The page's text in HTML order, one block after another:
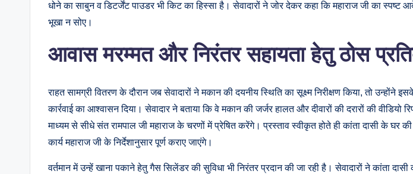
धोने का साबुन व डिटर्जेंट पाउडर भी किट का हिस्सा है। सेवादारों ने जोर देकर कहा कि महाराज जी का स्पष्ट
भूखा न सोए।
आवास मरम्मत और निरंतर सहायता हेतु ठोस
राहत सामग्री वितरण के दौरान जब सेवादारों ने मकान की दयनीय स्थिति का सूक्ष्म निरीक्षण किया, तो उन्होंने
कार्रवाई का आश्वासन दिया। सेवादार ने बताया कि वे मकान की जर्जर हालत और दीवारों की दरारों की वीडियो
माध्यम से सीधे संत रामपाल जी महाराज के चरणों में प्रेषित करेंगे। प्रस्ताव स्वीकृत होते ही कांता दासी के घर
कार्य महाराज जी के निर्देशानुसार पूर्ण कराए जाएंगे।
वर्तमान में उन्हें खाना पकाने हेतु गैस सिलेंडर की सुविधा भी निरंतर प्रदान की जा रही है। सेवादारों ने कांता दासी